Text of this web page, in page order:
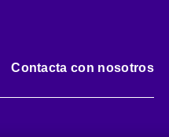
Contacta con nosotros